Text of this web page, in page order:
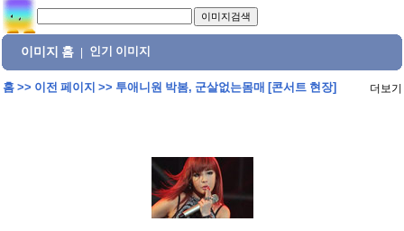
이미지 홈 인기 이미지
홈>> 이전 페이지 >> 투애니원 박봄, 군살없는몸매 [콘서트 현장] 더보기